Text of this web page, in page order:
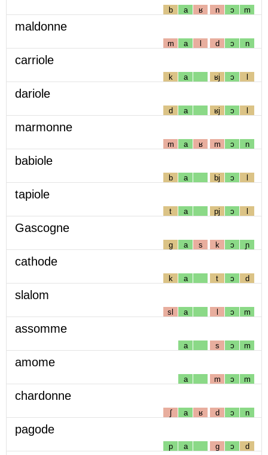
b a ʁ n ɔ m
maldonne
m a l d ɔ n
carriole
k a ʁj ɔ l
dariole
d a ʁj ɔ l
marmonne
m a ʁ m ɔ n
babiole
b a bj ɔ l
tapiole
t a pj ɔ l
Gascogne
g a s k ɔ ɲ
cathode
k a t ɔ d
slalom
sl a l ɔ m
assomme
a s ɔ m
amome
a m ɔ m
chardonne
ʃ a ʁ d ɔ n
pagode
p a g ɔ d